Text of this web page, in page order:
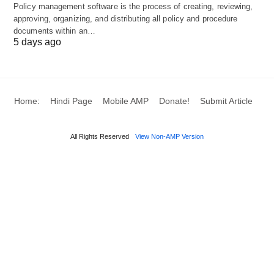
Policy management software is the process of creating, reviewing,
approving, organizing, and distributing all policy and procedure
documents within an…
5 days ago
Home: Hindi Page Mobile AMP Donate! Submit Article
All Rights Reserved View Non-AMP Version